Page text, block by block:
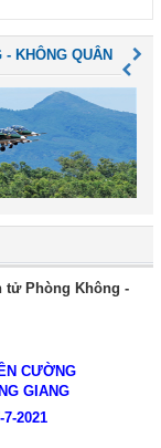
KHÔNG QUÂN
tử Phòng Không -
CƯỜNG
GIANG
2021